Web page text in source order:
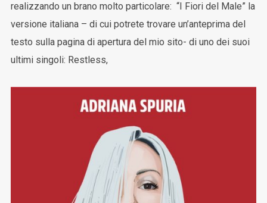
realizzando un brano molto particolare: “I Fiori del Male” la
versione italiana – di cui potrete trovare un’anteprima del
testo sulla pagina di apertura del mio sito- di uno dei suoi
ultimi singoli: Restless,